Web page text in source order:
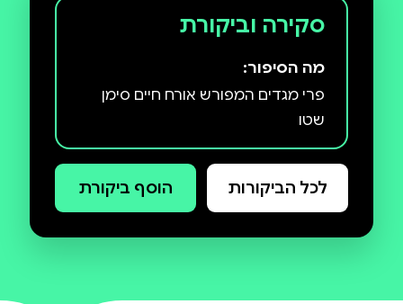
סקירה וביקורת
מה הסיפור:
פרי מגדים המפורש אורח חיים סימן
שטו
לכל הביקורות הוסף ביקורת